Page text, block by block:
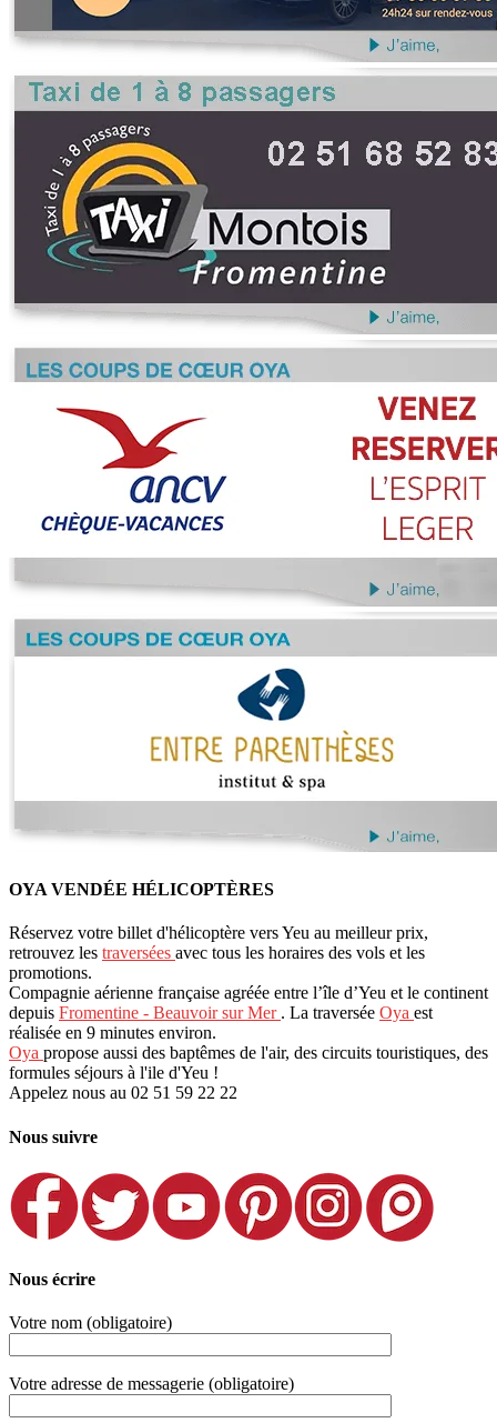
OYA VENDÉE HÉLICOPTÈRES
Réservez votre billet d'hélicoptère vers Yeu au meilleur prix,
retrouvez les traversées avec tous les horaires des vols et les
promotions.
Compagnie aérienne française agréée entre l’île d’Yeu et le continent
depuis Fromentine - Beauvoir sur Mer . La traversée Oya est
réalisée en 9 minutes environ.
Oya propose aussi des baptêmes de l'air, des circuits touristiques, des
formules séjours à l'ile d'Yeu !
Appelez nous au 02 51 59 22 22
Nous suivre
Nous écrire
Votre nom (obligatoire)
Votre adresse de messagerie (obligatoire)